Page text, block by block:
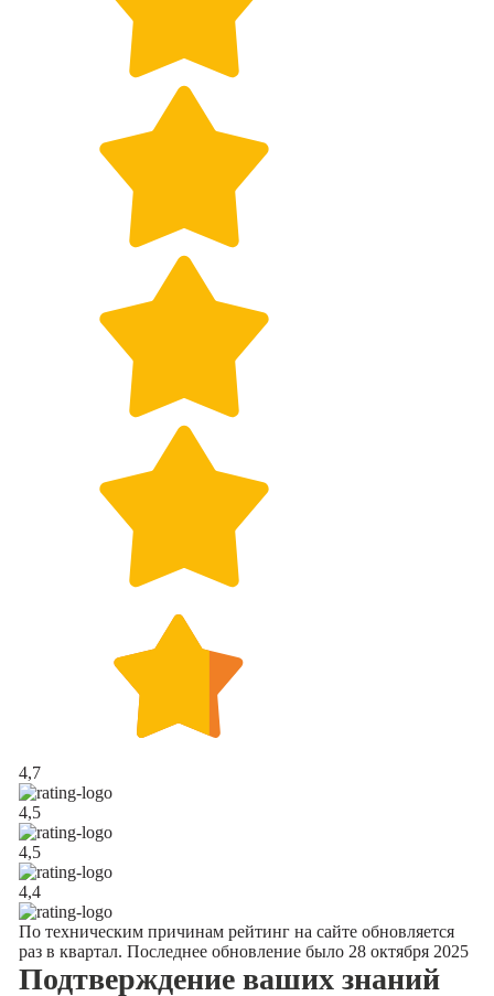
4,7
4,5
4,5
4,4
По техническим причинам рейтинг на сайте обновляется
раз в квартал. Последнее обновление было 28 октября 2025
Подтверждение ваших знаний